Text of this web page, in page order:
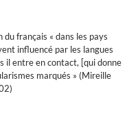
français « dans les pays
influencé par les langues
il entre en contact, [qui donne
marqués » (Mireille